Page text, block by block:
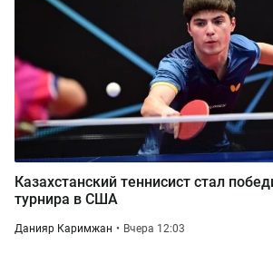
Казахстанский теннисист стал
турнира в США
Данияр Каримжан Вчера 12:03